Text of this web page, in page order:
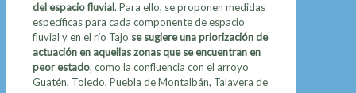
del espacio fluvial. Para ello, se proponen medidas
específicas para cada componente de espacio
fluvial y en el río Tajo se sugiere una priorización de
actuación en aquellas zonas que se encuentran en
peor estado, como la confluencia con el arroyo
Guatén, Toledo, Puebla de Montalbán, Talavera de